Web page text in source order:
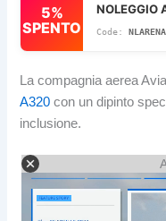
5%
SPENTO
NOLEGGIO
La compagnia aerea
A320 con un dipinto
inclusione.